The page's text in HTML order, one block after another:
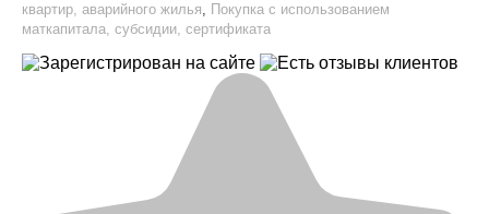
квартир, аварийного жилья, Покупка с использованием
маткапитала, субсидии, сертификата